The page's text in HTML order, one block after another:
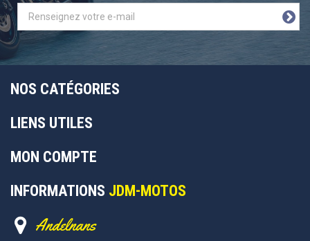
NOS CATÉGORIES
LIENS UTILES
MON COMPTE
INFORMATIONS JDM-MOTOS
Andelnans